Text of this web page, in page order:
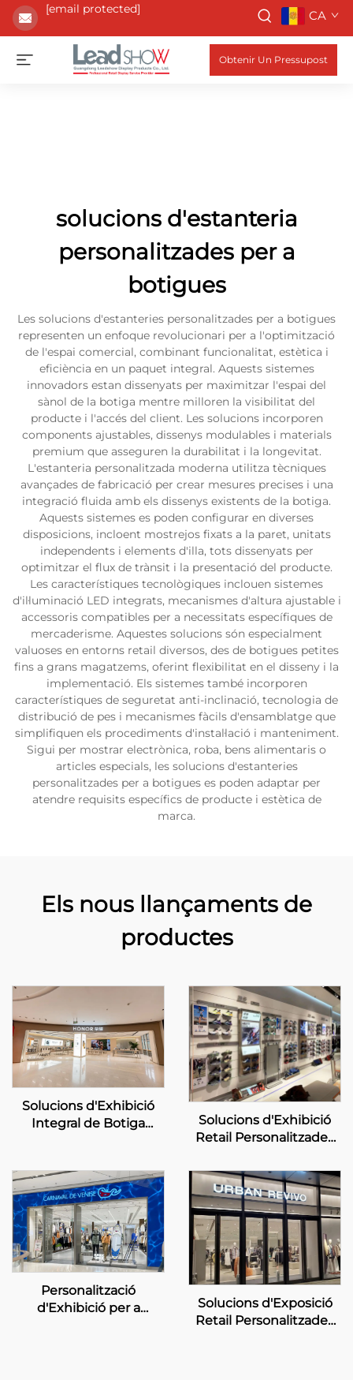
[email protected] CA
Obtenir Un Pressupost
solucions d'estanteria
personalitzades per a
botigues
Les solucions d'estanteries personalitzades per a botigues
representen un enfoque revolucionari per a l'optimització
de l'espai comercial, combinant funcionalitat, estètica i
eficiència en un paquet integral. Aquests sistemes
innovadors estan dissenyats per maximitzar l'espai del
sànol de la botiga mentre milloren la visibilitat del
producte i l'accés del client. Les solucions incorporen
components ajustables, dissenys modulables i materials
premium que asseguren la durabilitat i la longevitat.
L'estanteria personalitzada moderna utilitza tècniques
avançades de fabricació per crear mesures precises i una
integració fluida amb els dissenys existents de la botiga.
Aquests sistemes es poden configurar en diverses
disposicions, incloent mostrejos fixats a la paret, unitats
independents i elements d'illa, tots dissenyats per
optimitzar el flux de trànsit i la presentació del producte.
Les característiques tecnològiques inclouen sistemes
d'il·luminació LED integrats, mecanismes d'altura ajustable i
accessoris compatibles per a necessitats específiques de
mercaderisme. Aquestes solucions són especialment
valuoses en entorns retail diversos, des de botigues petites
fins a grans magatzems, oferint flexibilitat en el disseny i la
implementació. Els sistemes també incorporen
característiques de seguretat anti-inclinació, tecnologia de
distribució de pes i mecanismes fàcils d'ensamblatge que
simplifiquen els procediments d'instal·lació i manteniment.
Sigui per mostrar electrònica, roba, bens alimentaris o
articles especials, les solucions d'estanteries
personalitzades per a botigues es poden adaptar per
atendre requisits específics de producte i estètica de
marca.
Els nous llançaments de
productes
Solucions d'Exhibició
Integral de Botiga
Solucions d'Exhibició
Retail Personalitzades
Personalització
d'Exhibició per a
Solucions d'Exposició
Retail Personalitzades